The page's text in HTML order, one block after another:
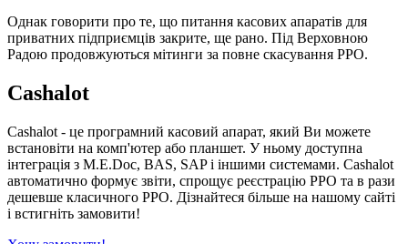
Однак говорити про те, що питання касових апаратів для
приватних підприємців закрите, ще рано. Під Верховною
Радою продовжуються мітинги за повне скасування РРО.
Cashalot
Cashalot - це програмний касовий апарат, який Ви можете
встановіти на комп'ютер або планшет. У ньому доступна
інтеграція з М.E.Doc, BAS, SAP і іншими системами. Cashalot
автоматично формує звіти, спрощує реєстрацію РРО та в рази
дешевше класичного РРО. Дізнайтеся більше на нашому сайті
і встигніть замовити!